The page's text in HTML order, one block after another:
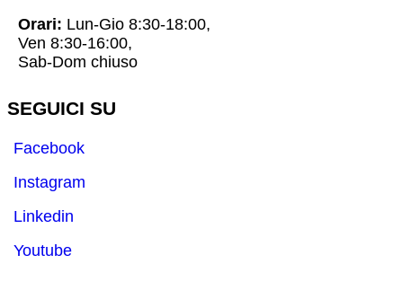
Orari: Lun-Gio 8:30-18:00,
Ven 8:30-16:00,
Sab-Dom chiuso
SEGUICI SU
Facebook
Instagram
Linkedin
Youtube